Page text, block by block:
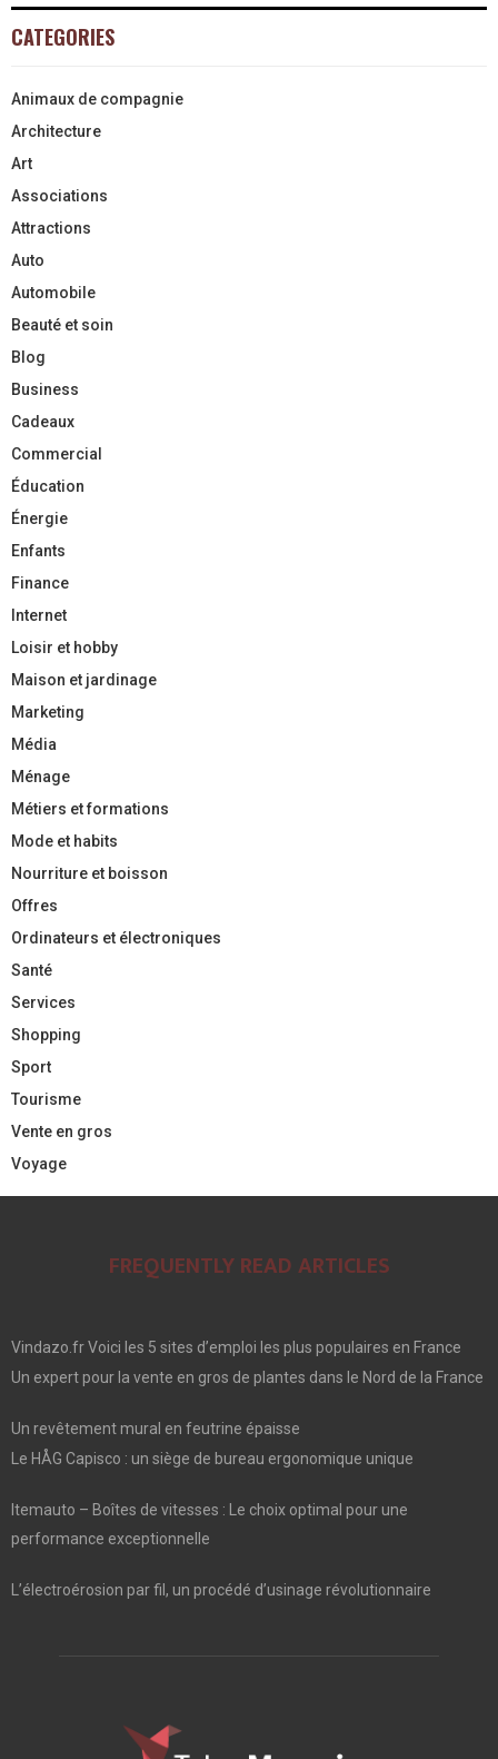
CATEGORIES
Animaux de compagnie
Architecture
Art
Associations
Attractions
Auto
Automobile
Beauté et soin
Blog
Business
Cadeaux
Commercial
Éducation
Énergie
Enfants
Finance
Internet
Loisir et hobby
Maison et jardinage
Marketing
Média
Ménage
Métiers et formations
Mode et habits
Nourriture et boisson
Offres
Ordinateurs et électroniques
Santé
Services
Shopping
Sport
Tourisme
Vente en gros
Voyage
FREQUENTLY READ ARTICLES
Vindazo.fr Voici les 5 sites d’emploi les plus populaires en France
Un expert pour la vente en gros de plantes dans le Nord de la France
Un revêtement mural en feutrine épaisse
Le HÅG Capisco : un siège de bureau ergonomique unique
Itemauto – Boîtes de vitesses : Le choix optimal pour une
performance exceptionnelle
L’électroérosion par fil, un procédé d’usinage révolutionnaire